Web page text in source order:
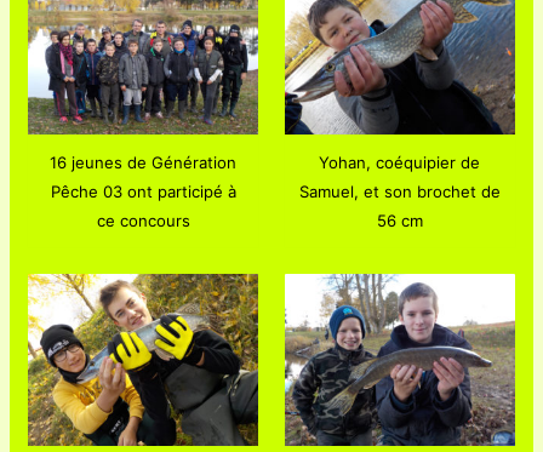
16 jeunes de Génération
Pêche 03 ont participé à
ce concours
Yohan, coéquipier de
Samuel, et son brochet de
56 cm